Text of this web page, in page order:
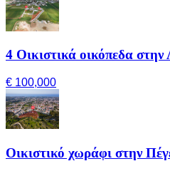
4 Οικιστικά οικόπεδα
€ 100,000
Οικιστικό χωράφι στην